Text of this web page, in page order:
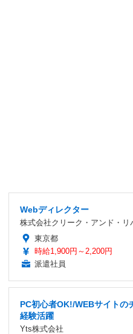
Webディレクター
株式会社クリーク・アンド・リ
東京都
時給1,900円～2,200円
派遣社員
PC初心者OK!/WEBサイトの
経験活躍
Yts株式会社